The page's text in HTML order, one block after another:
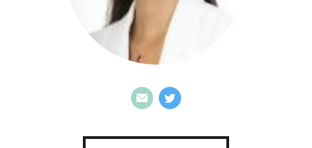
GRUPOS
INICIATIVAS